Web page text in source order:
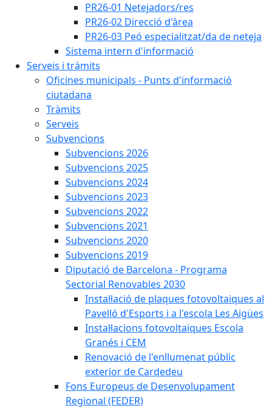
PR26-01 Netejadors/res
PR26-02 Direcció d'àrea
PR26-03 Peó especialitzat/da de neteja
Sistema intern d'informació
Serveis i tràmits
Oficines municipals - Punts d'informació
ciutadana
Tràmits
Serveis
Subvencions
Subvencions 2026
Subvencions 2025
Subvencions 2024
Subvencions 2023
Subvencions 2022
Subvencions 2021
Subvencions 2020
Subvencions 2019
Diputació de Barcelona - Programa
Sectorial Renovables 2030
Instal·lació de plaques fotovoltaiques al
Pavelló d'Esports i a l'escola Les Aigües
Instal·lacions fotovoltaiques Escola
Granés i CEM
Renovació de l'enllumenat públic
exterior de Cardedeu
Fons Europeus de Desenvolupament
Regional (FEDER)